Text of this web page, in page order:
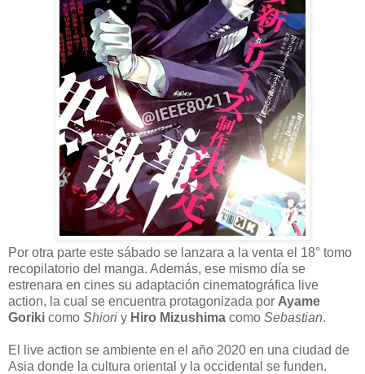
Por otra parte este sábado se lanzara a la venta el 18° tomo
recopilatorio del manga. Además, ese mismo día se
estrenara en cines su adaptación cinematográfica live
action, la cual se encuentra protagonizada por Ayame
Goriki como Shiori y Hiro Mizushima como Sebastian.
El live action se ambiente en el año 2020 en una ciudad de
Asia donde la cultura oriental y la occidental se funden.